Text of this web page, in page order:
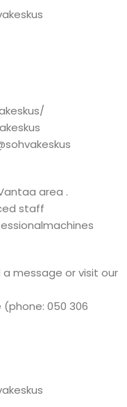
area .
staff
message or visit our
050 306